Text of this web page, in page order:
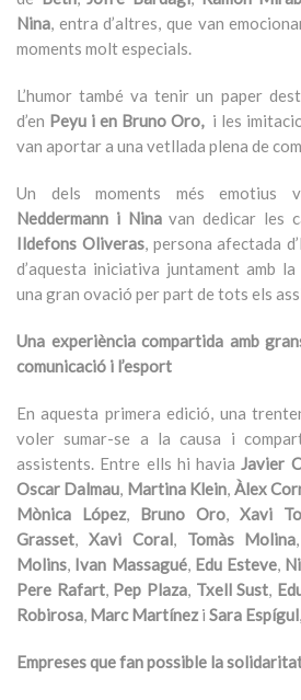
Nina, entra d’altres, que van
moments molt especials.
L’humor també va tenir un paper
d’en Peyu i en Bruno Oro, i les
van aportar a una vetllada plena de
Un dels moments més emotius
Neddermann i Ninavan dedicar les
Ildefons Oliveras, persona afectada
d’aquesta iniciativa juntament amb
una gran ovació per part de tots els
Una experiència compartida amb
comunicació i l’esport
En aquesta primera edició, una
voler sumar-se a la causa i
assistents. Entre ells hi haviaJavier
Oscar Dalmau, Martina Klein, Àlex
Mònica López, Bruno Oro, Xavi
Grasset, Xavi Coral, Tomàs Molina
Molins, Ivan Massagué, Edu Esteve,
Pere Rafart, Pep Plaza, Txell Sust,
Robirosa, Marc Martínezi Sara Espígul
Empreses que fan possible la